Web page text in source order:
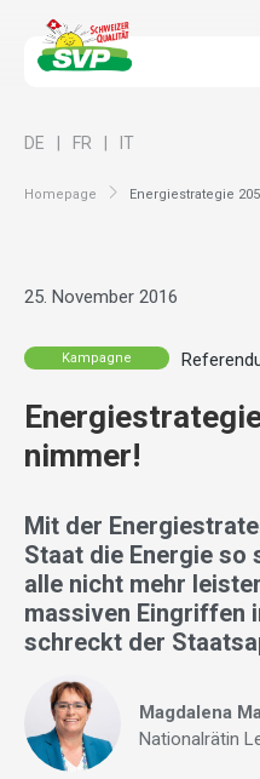
Homepage Energiestrategie
DE FR IT
25. November 2016
Kampagne
nimmer!
Mit der
Staat die Energie so
alle nicht mehr
massiven Eingriffen
schreckt der
Magdalena
Nationalrätin